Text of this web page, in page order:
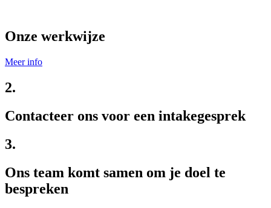
Onze werkwijze
Meer info
2.
Contacteer ons voor een intakegesprek
3.
Ons team komt samen om je doel te
bespreken